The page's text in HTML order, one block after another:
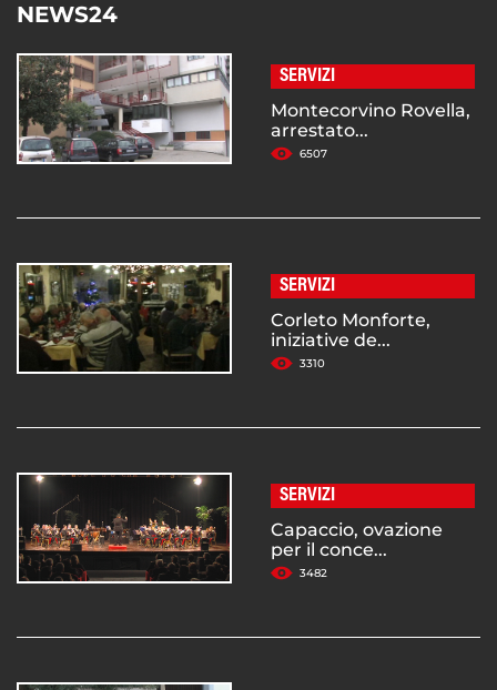
NEWS24
SERVIZI
Montecorvino Rovella,
arrestato...
6507
SERVIZI
Corleto Monforte,
iniziative de...
3310
SERVIZI
Capaccio, ovazione
per il conce...
3482